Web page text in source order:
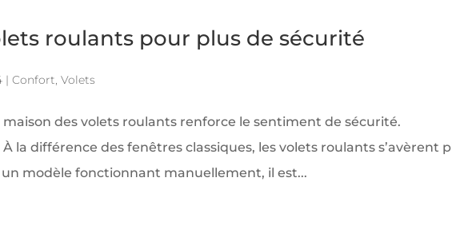
roulants pour plus de sécurité
|Confort,Volets
maison des volets roulants renforce le sentiment de sécurité.
la différence des fenêtres classiques, les volets roulants s’avèrent
modèle fonctionnant manuellement, il est...